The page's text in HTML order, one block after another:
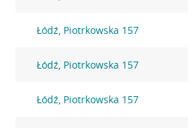
Łódź, Piotrkowska 157
Łódź, Piotrkowska 157
Łódź, Piotrkowska 157